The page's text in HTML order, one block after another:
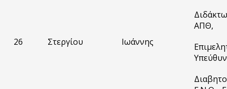
26 Στεργίου Ιωάννης
ΑΠΘ,